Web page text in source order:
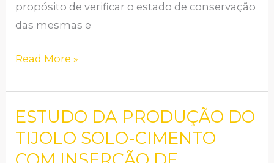
propósito de verificar o estado de conservação
das mesmas e
Read More »
ESTUDO DA PRODUÇÃO DO
TIJOLO SOLO-CIMENTO
ESTUDO
DA
PRODUÇÃO